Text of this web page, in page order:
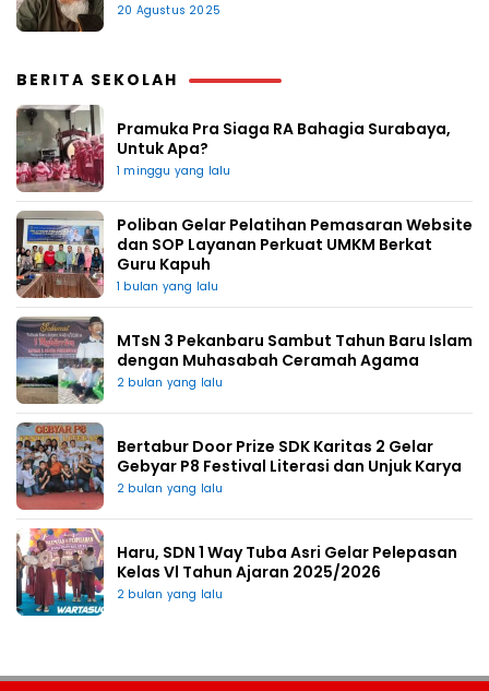
20 Agustus 2025
BERITA SEKOLAH
Pramuka Pra Siaga RA Bahagia Surabaya,
Untuk Apa?
1 minggu yang lalu
Poliban Gelar Pelatihan Pemasaran Website
dan SOP Layanan Perkuat UMKM Berkat
Guru Kapuh
1 bulan yang lalu
MTsN 3 Pekanbaru Sambut Tahun Baru Islam
dengan Muhasabah Ceramah Agama
2 bulan yang lalu
Bertabur Door Prize SDK Karitas 2 Gelar
Gebyar P8 Festival Literasi dan Unjuk Karya
2 bulan yang lalu
Haru, SDN 1 Way Tuba Asri Gelar Pelepasan
Kelas Vl Tahun Ajaran 2025/2026
2 bulan yang lalu